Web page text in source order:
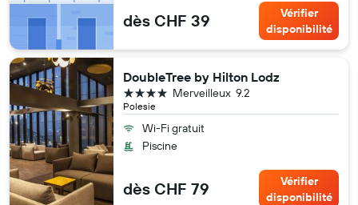
dès CHF 39
Vérifier
disponibilité
DoubleTree by Hilton Lodz
Polesie
9.2
Merveilleux
4 étoiles
Wi-Fi gratuit
Piscine
dès CHF 79
Vérifier
disponibilité